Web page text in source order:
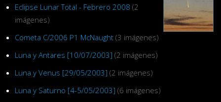
Eclipse Lunar Total - Febrero 2008 (2
imágenes)
Cometa C/2006 P1 McNaught (3 imágenes)
Luna y Antares [10/07/2003] (2 imágenes)
Luna y Venus [29/05/2003] (2 imágenes)
Luna y Saturno [4-5/05/2003] (6 imágenes)